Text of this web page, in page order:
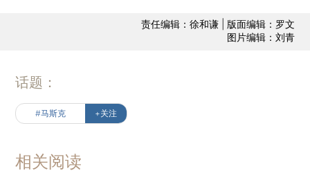
责任编辑：徐和谦 | 版面编辑：罗文
图片编辑：刘青
话题：
#马斯克 +关注
相关阅读